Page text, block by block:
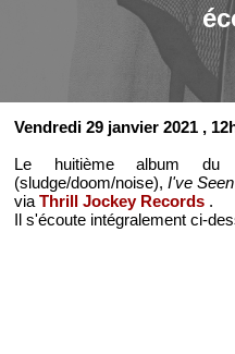
Vendredi 29 janvier 2021 ,
Le huitième album
(sludge/doom/noise),I've
viaThrill Jockey Records .
Il s'écoute intégralement ci-